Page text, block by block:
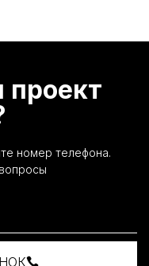
проект
номер телефона.